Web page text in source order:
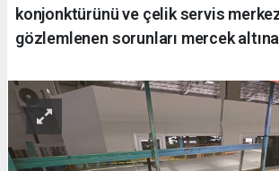
konjonktürünü ve çelik servis
gözlemlenen sorunları mercek altına